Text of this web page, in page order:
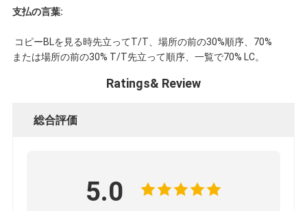
支払の言葉:
コピーBLを見る時先立ってT/T、場所の前の30%順序、70%
または場所の前の30% T/T先立って順序、一覧で70% LC。
Ratings& Review
総合評価
5.0